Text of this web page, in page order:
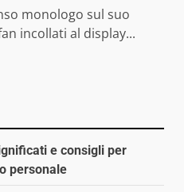
monologo sul suo
incollati al display...
e consigli per
personale